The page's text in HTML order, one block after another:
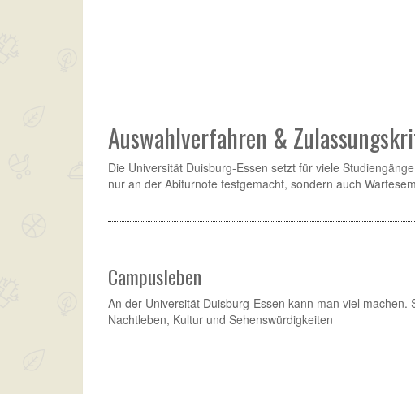
Auswahlverfahren &
Die Universität Duisburg-Essen setzt für viele
nur an der Abiturnote festgemacht, sondern auch
Campusleben
An der Universität Duisburg-Essen kann man viel
Nachtleben, Kultur und Sehenswürdigkeiten